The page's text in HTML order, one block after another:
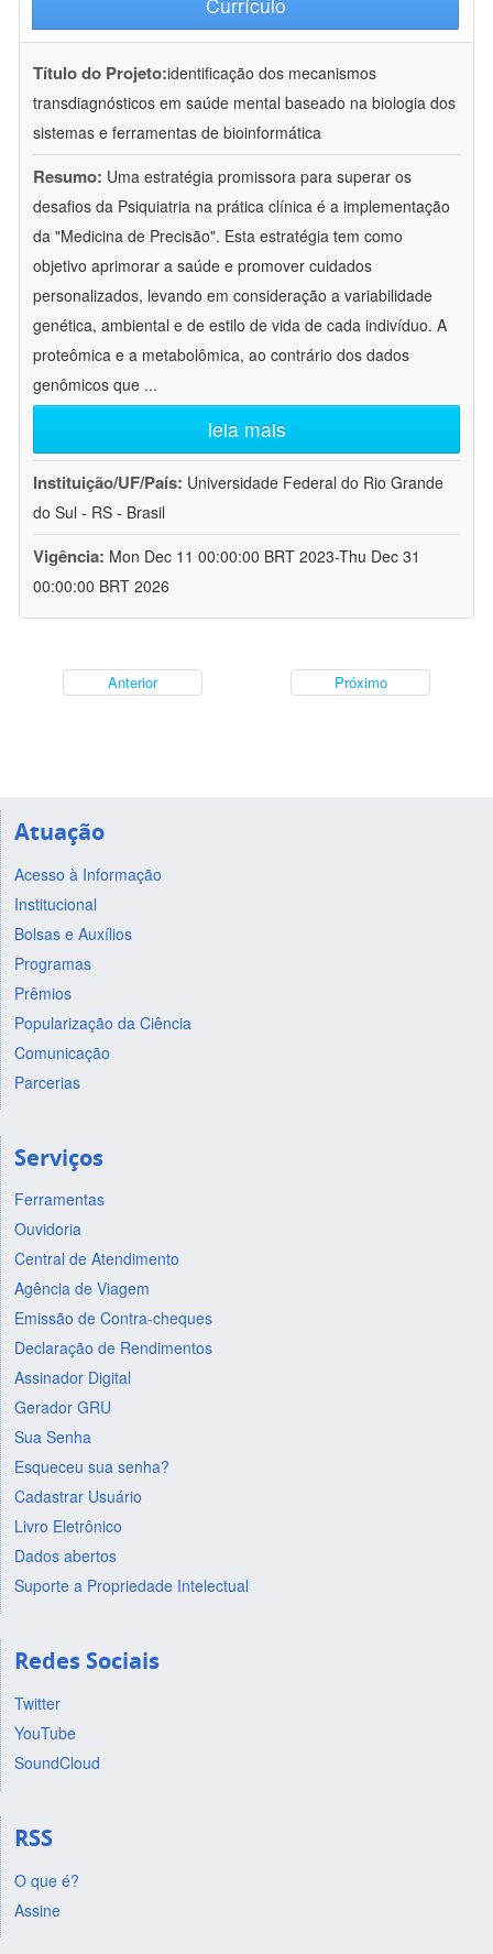
Título do Projeto:identificação dos mecanismos
transdiagnósticos em saúde mental baseado na biologia dos
sistemas e ferramentas de bioinformática
Resumo: Uma estratégia promissora para superar os
desafios da Psiquiatria na prática clínica é a implementação
da "Medicina de Precisão". Esta estratégia tem como
objetivo aprimorar a saúde e promover cuidados
personalizados, levando em consideração a variabilidade
genética, ambiental e de estilo de vida de cada indivíduo. A
proteômica e a metabolômica, ao contrário dos dados
genômicos que ...
leia mais
Instituição/UF/País: Universidade Federal do Rio Grande
do Sul - RS - Brasil
Vigência: Mon Dec 11 00:00:00 BRT 2023-Thu Dec 31
00:00:00 BRT 2026
Anterior Próximo
Atuação
Acesso à Informação
Institucional
Bolsas e Auxílios
Programas
Prêmios
Popularização da Ciência
Comunicação
Parcerias
Serviços
Ferramentas
Ouvidoria
Central de Atendimento
Agência de Viagem
Emissão de Contra-cheques
Declaração de Rendimentos
Assinador Digital
Gerador GRU
Sua Senha
Esqueceu sua senha?
Cadastrar Usuário
Livro Eletrônico
Dados abertos
Suporte a Propriedade Intelectual
Redes Sociais
Twitter
YouTube
SoundCloud
RSS
O que é?
Assine